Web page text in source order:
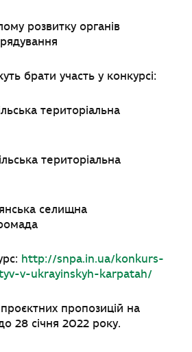
розвитку органів
брати участь у конкурсі:
територіальна
територіальна
селищна
http://snpa.in.ua/konkurs-
v-ukrayinskyh-karpatah/
пропозицій на
28 січня 2022 року.